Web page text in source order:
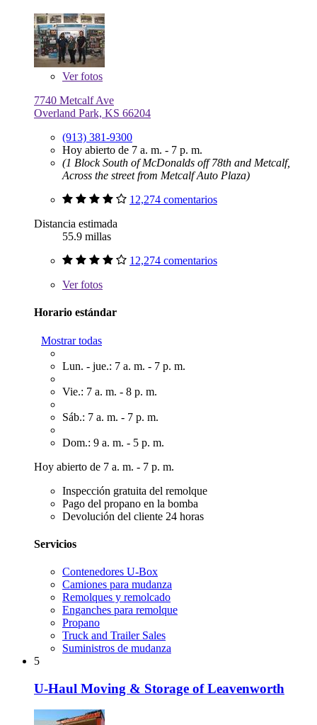
Verfotos
7740 Metcalf Ave
Overland Park, KS 66204
(913) 381-9300
Hoy abierto de 7 a. m. - 7 p. m.
(1 Block South of McDonalds off 78th and Metcalf,
Across the street from Metcalf Auto Plaza)
12,274 comentarios
Distancia estimada
55.9 millas
12,274 comentarios
Verfotos
Horario estándar
Mostrar todas
Lun. - jue.: 7 a. m. - 7 p. m.
Vie.: 7 a. m. - 8 p. m.
Sáb.: 7 a. m. - 7 p. m.
Dom.: 9 a. m. - 5 p. m.
Hoy abierto de 7 a. m. - 7 p. m.
Inspección gratuita del remolque
Pago del propano en la bomba
Devolución del cliente 24 horas
Servicios
Contenedores U-Box
Camiones para mudanza
Remolques y remolcado
Enganches para remolque
Propano
Truck and Trailer Sales
Suministros de mudanza
5
U-Haul Moving & Storage of Leavenworth